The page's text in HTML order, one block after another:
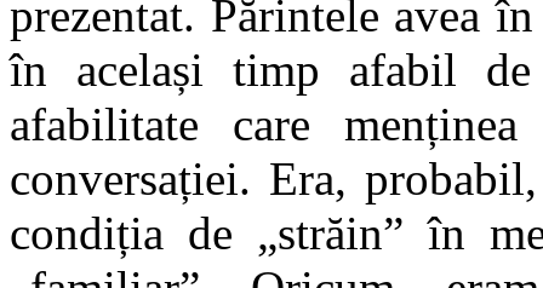
prezentat. Părintele avea
în același timp afabil
afabilitate care
conversației. Era,
condiția de „străin” în